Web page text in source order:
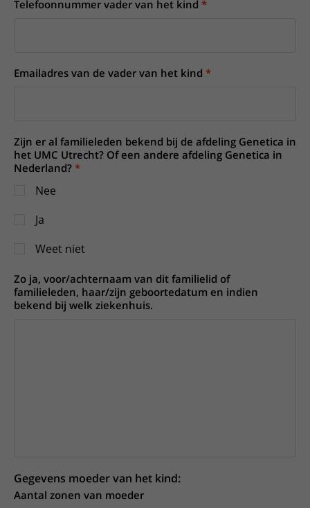
Telefoonnummer vader van het kind
Emailadres van de vader van het kind
Zijn er al familieleden bekend bij de afdeling Genetica in
het UMC Utrecht? Of een andere afdeling Genetica in
Nederland?
Nee
Ja
Weet niet
Zo ja, voor/achternaam van dit familielid of
familieleden, haar/zijn geboortedatum en indien
bekend bij welk ziekenhuis.
Gegevens moeder van het kind:
Aantal zonen van moeder